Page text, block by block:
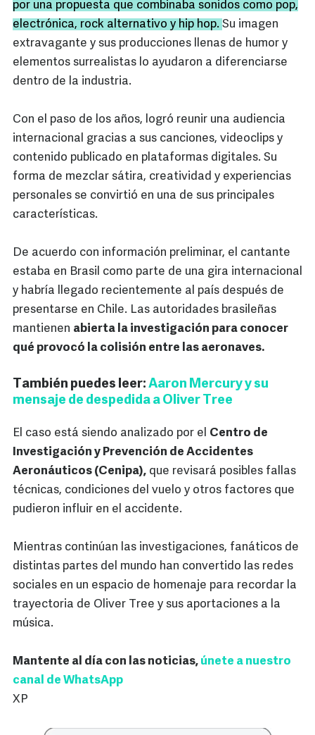
por una propuesta que combinaba sonidos como pop,
electrónica, rock alternativo y hip hop. Su imagen
extravagante y sus producciones llenas de humor y
elementos surrealistas lo ayudaron a diferenciarse
dentro de la industria.
Con el paso de los años, logró reunir una audiencia
internacional gracias a sus canciones, videoclips y
contenido publicado en plataformas digitales. Su
forma de mezclar sátira, creatividad y experiencias
personales se convirtió en una de sus principales
características.
De acuerdo con información preliminar, el cantante
estaba en Brasil como parte de una gira internacional
y habría llegado recientemente al país después de
presentarse en Chile. Las autoridades brasileñas
mantienen abierta la investigación para conocer
qué provocó la colisión entre las aeronaves.
También puedes leer: Aaron Mercury y su
mensaje de despedida a Oliver Tree
El caso está siendo analizado por el Centro de
Investigación y Prevención de Accidentes
Aeronáuticos (Cenipa), que revisará posibles fallas
técnicas, condiciones del vuelo y otros factores que
pudieron influir en el accidente.
Mientras continúan las investigaciones, fanáticos de
distintas partes del mundo han convertido las redes
sociales en un espacio de homenaje para recordar la
trayectoria de Oliver Tree y sus aportaciones a la
música.
Mantente al día con las noticias, únete a nuestro
canal de WhatsApp
XP